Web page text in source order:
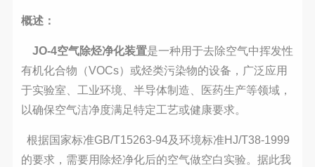
概述：
JO-4空气除烃净化装置是一种用于去除空气中挥发性
有机化合物（VOCs）或烃类污染物的设备，广泛应用
于实验室、工业环境、半导体制造、医药生产等领域，
以确保空气洁净度满足特定工艺或健康要求。
根据国家标准GB/T15263-94及环境标准HJ/T38-1999
的要求，需要用除烃净化后的空气做空白实验。据此我